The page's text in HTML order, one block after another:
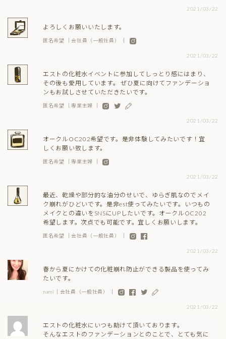
2021/03/22
よろしくお願いいたします。
匿名希望 ｜会社員（一般社員） ｜
2021/03/22
エストの化粧水イベントに参加してしっとり感にはまり、
その後も愛用しています。 ぜひ夏に向けてファンデーショ
ンもお試しさせていただきたいです。
匿名希望 ｜専業主婦 ｜
2021/03/22
オークルOC202希望です。是非体験してみたいです！宜
しくお願い致します。
匿名希望 ｜専業主婦 ｜
2021/03/22
最近、乾燥や部分的な油分のせいで、ゆらぎ肌なのでメイ
ク崩れがひどいです。是非est使ってみたいです。いつもの
メイクとの違いをSNSにUPしたいです。オークルOC202
希望します。次点でも可能です。宜しくお願いします。
匿名希望 ｜会社員（一般社員） ｜
2021/03/22
春から夏にかけての化粧崩れ防止ができる製品を使ってみ
たいです。
nami｜会社員（一般社員） ｜
2021/03/22
エストの化粧水にいつも助けて頂いております。
そんなエストのファンデーションとのことで、とても気に